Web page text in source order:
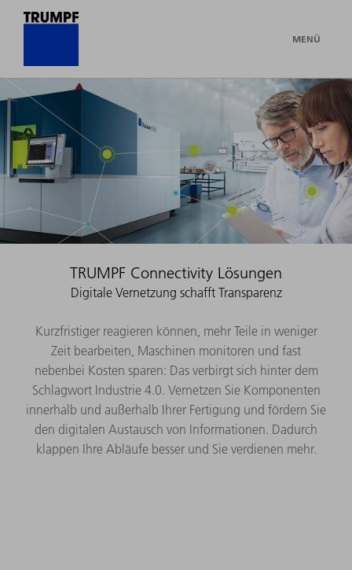
MENÜ
TRUMPF Connectivity Lösungen
Digitale Vernetzung schafft Transparenz
Kurzfristiger reagieren können, mehr Teile in weniger
Zeit bearbeiten, Maschinen monitoren und fast
nebenbei Kosten sparen: Das verbirgt sich hinter dem
Schlagwort Industrie 4.0. Vernetzen Sie Komponenten
innerhalb und außerhalb Ihrer Fertigung und fördern Sie
den digitalen Austausch von Informationen. Dadurch
klappen Ihre Abläufe besser und Sie verdienen mehr.